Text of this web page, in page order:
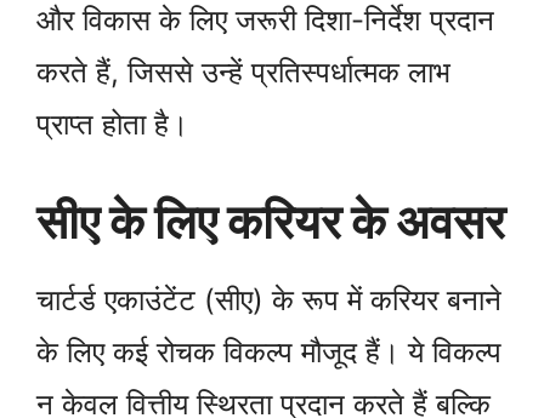
और विकास के लिए जरूरी दिशा-निर्देश प्रदान
करते हैं, जिससे उन्हें प्रतिस्पर्धात्मक लाभ
प्राप्त होता है।
सीए के लिए करियर के अवसर
चार्टर्ड एकाउंटेंट (सीए) के रूप में करियर बनाने
के लिए कई रोचक विकल्प मौजूद हैं। ये विकल्प
न केवल वित्तीय स्थिरता प्रदान करते हैं बल्कि